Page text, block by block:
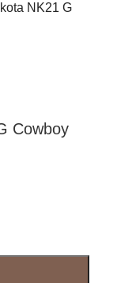
NK21 G
Cowboy